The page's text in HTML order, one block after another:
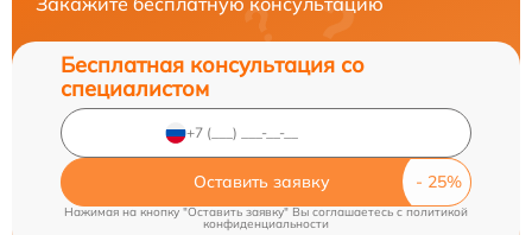
Бесплатная консультация со
специалистом
Оставить заявку
Нажимая на кнопку "Оставить заявку" Вы соглашаетесь cполитикой
конфиденциальности